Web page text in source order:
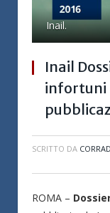
Inail.
Inail
infortuni
SCRITTO DA
ROMA –